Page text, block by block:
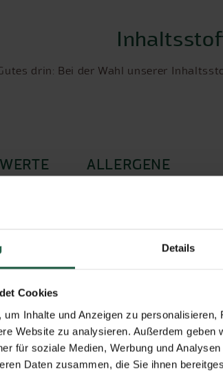
Details
Cookies
Inhalte und Anzeigen zu
Website zu analysieren. Außerdem
für soziale Medien, Werbung und
Daten zusammen, die Sie ihnen
drin: Bei der Wahl unserer
ALLERGENE
2 %, Meersalz, Olivenöl